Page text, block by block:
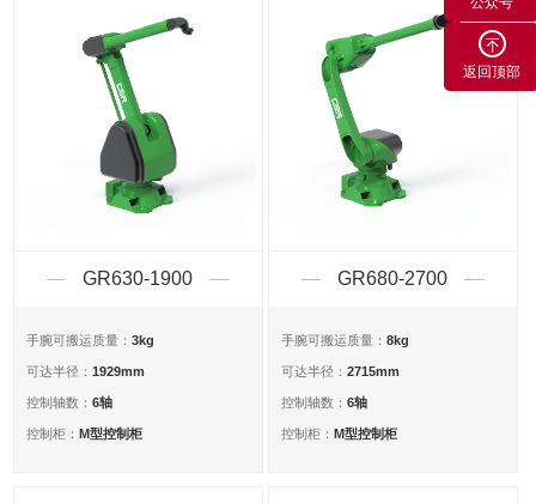
GR630-1900
手腕可搬运质量：3kg
可达半径：1929mm
控制轴数：6轴
控制柜：M型控制柜
GR680-2700
手腕可搬运质量： 8kg
可达半径： 2715mm
控制轴数： 6轴
控制柜： M型控制柜
返回顶部